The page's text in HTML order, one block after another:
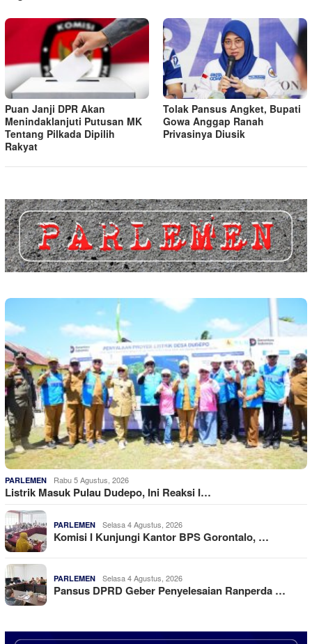
Puan Janji DPR Akan
Menindaklanjuti Putusan MK
Tentang Pilkada Dipilih
Rakyat
Tolak Pansus Angket, Bupati
Gowa Anggap Ranah
Privasinya Diusik
PARLEMEN Rabu 5 Agustus, 2026
Listrik Masuk Pulau Dudepo, Ini Reaksi I…
PARLEMEN Selasa 4 Agustus, 2026
Komisi I Kunjungi Kantor BPS Gorontalo, …
PARLEMEN Selasa 4 Agustus, 2026
Pansus DPRD Geber Penyelesaian Ranperda …